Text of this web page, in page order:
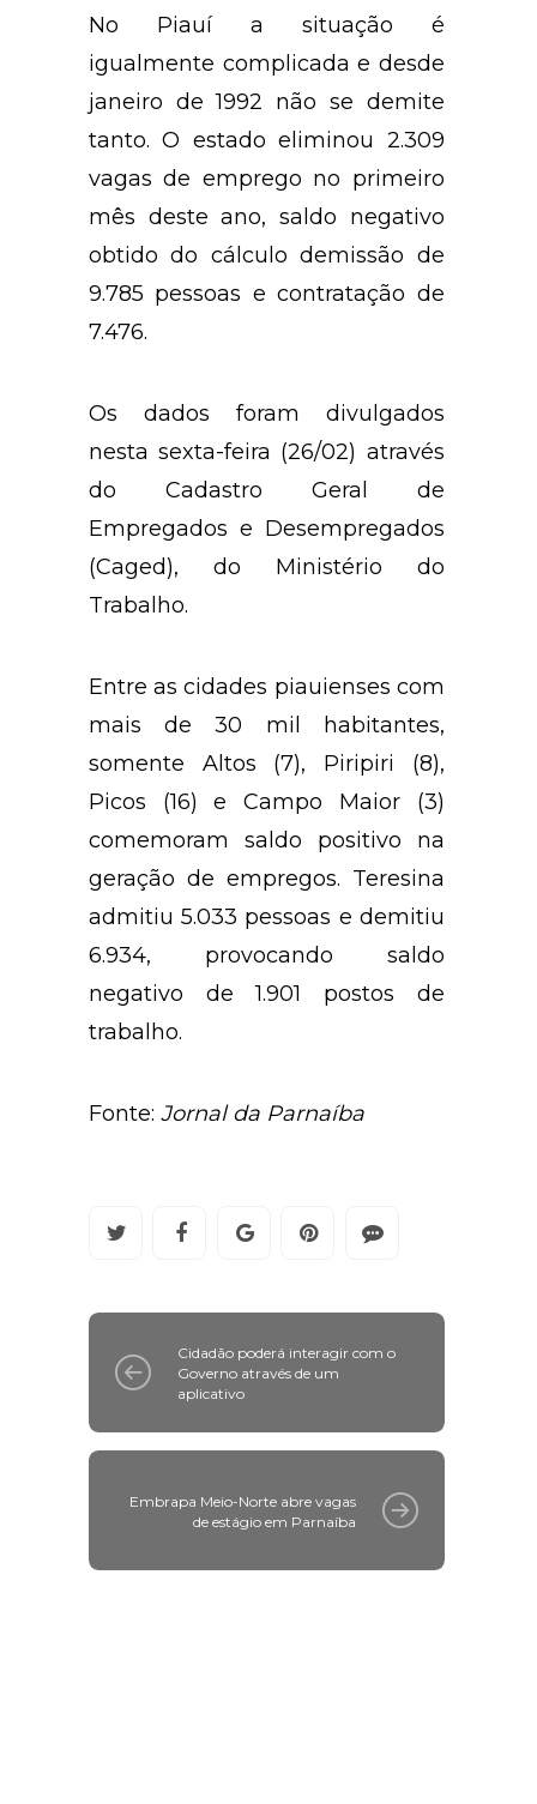
No Piauí a situação é
igualmente complicada e desde
janeiro de 1992 não se demite
tanto. O estado eliminou 2.309
vagas de emprego no primeiro
mês deste ano, saldo negativo
obtido do cálculo demissão de
9.785 pessoas e contratação de
7.476.
Os dados foram divulgados
nesta sexta-feira (26/02) através
do Cadastro Geral de
Empregados e Desempregados
(Caged), do Ministério do
Trabalho.
Entre as cidades piauienses com
mais de 30 mil habitantes,
somente Altos (7), Piripiri (8),
Picos (16) e Campo Maior (3)
comemoram saldo positivo na
geração de empregos. Teresina
admitiu 5.033 pessoas e demitiu
6.934, provocando saldo
negativo de 1.901 postos de
trabalho.
Fonte: Jornal da Parnaíba
Cidadão poderá interagir com o
Governo através de um
aplicativo
Embrapa Meio-Norte abre vagas
de estágio em Parnaíba